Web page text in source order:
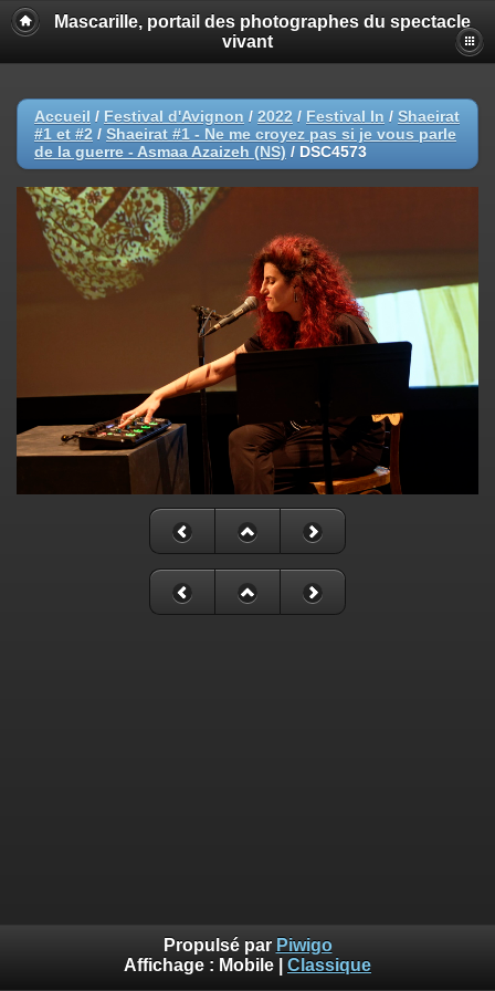
Mascarille, portail des photographes du spectacle
vivant
Accueil / Festival d'Avignon / 2022 / Festival In / Shaeirat
#1 et #2 / Shaeirat #1 - Ne me croyez pas si je vous parle
de la guerre - Asmaa Azaizeh (NS) / DSC4573
Propulsé par Piwigo
Affichage : Mobile Classique